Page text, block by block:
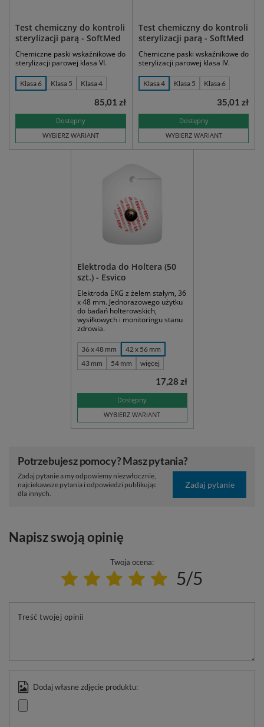
Test chemiczny do kontroli
sterylizacji parą - SoftMed
Chemiczne paski wskaźnikowe do
sterylizacji parowej klasa VI.
Klasa 6 Klasa 5 Klasa 4
Dostępny
WYBIERZ WARIANT
85,01 zł
Test chemiczny do kontroli
sterylizacji parą - SoftMed
Chemiczne paski wskaźnikowe do
sterylizacji parowej klasa IV.
Klasa 4 Klasa 5 Klasa 6
Dostępny
WYBIERZ WARIANT
35,01 zł
Elektroda do Holtera (50
szt.) - Esvico
Elektroda EKG z żelem stałym, 36
x 48 mm. Jednorazowego użytku
do badań holterowskich,
wysiłkowych i monitoringu stanu
zdrowia.
36 x 48 mm
42 x 56 mm
43 mm
54 mm więcej
Dostępny
WYBIERZ WARIANT
17,28 zł
Potrzebujesz pomocy? Masz pytania?
Zadaj pytanie a my odpowiemy niezwłocznie,
najciekawsze pytania i odpowiedzi publikując
dla innych.
Zadaj pytanie
Napisz swoją opinię
Twoja ocena:
5/5
Treść twojej opinii
Dodaj własne zdjęcie produktu: